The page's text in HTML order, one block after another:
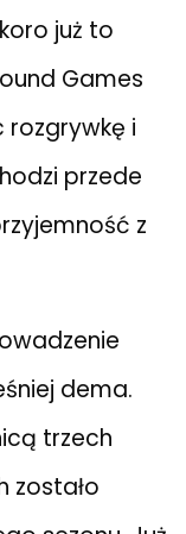
już to
Games
rozgrywkę i
przede
z
dema.
trzech
zostało